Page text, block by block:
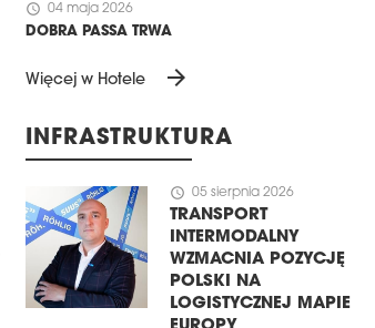
schedule 04 maja 2026
DOBRA PASSA TRWA
Więcej w Hotele arrow_forward
INFRASTRUKTURA
schedule 05 sierpnia 2026
TRANSPORT
INTERMODALNY
WZMACNIA POZYCJĘ
POLSKI NA
LOGISTYCZNEJ MAPIE